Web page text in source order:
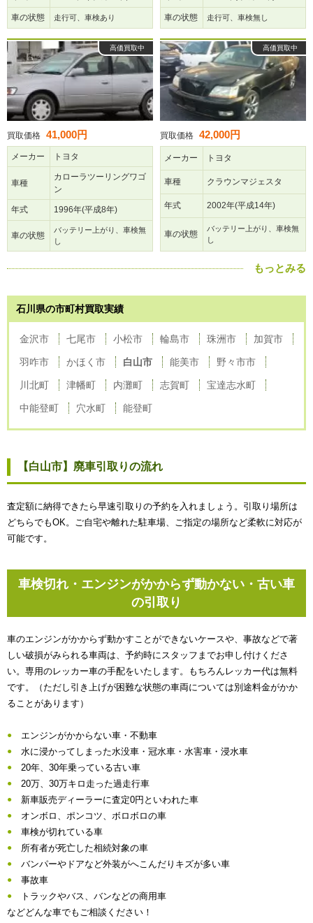
車の状態 走行可、車検あり 車の状態 走行可、車検無し
高価買取中
買取価格 41,000円
メーカー トヨタ
車種
カローラツーリングワゴ
ン
年式 1996年(平成8年)
車の状態
バッテリー上がり、車検無
し
高価買取中
買取価格 42,000円
メーカー トヨタ
車種 クラウンマジェスタ
年式 2002年(平成14年)
車の状態
バッテリー上がり、車検無
し
もっとみる
石川県の市町村買取実績
金沢市 七尾市 小松市 輪島市 珠洲市 加賀市
羽咋市 かほく市 白山市 能美市 野々市市
川北町 津幡町 内灘町 志賀町 宝達志水町
中能登町 穴水町 能登町
【白山市】廃車引取りの流れ
査定額に納得できたら早速引取りの予約を入れましょう。引取り場所は
どちらでもOK。ご自宅や離れた駐車場、ご指定の場所など柔軟に対応が
可能です。
車検切れ・エンジンがかからず動かない・古い車
の引取り
車のエンジンがかからず動かすことができないケースや、事故などで著
しい破損がみられる車両は、予約時にスタッフまでお申し付けくださ
い。専用のレッカー車の手配をいたします。もちろんレッカー代は無料
です。（ただし引き上げが困難な状態の車両については別途料金がかか
ることがあります）
エンジンがかからない車・不動車
水に浸かってしまった水没車・冠水車・水害車・浸水車
20年、30年乗っている古い車
20万、30万キロ走った過走行車
新車販売ディーラーに査定0円といわれた車
オンボロ、ポンコツ、ボロボロの車
車検が切れている車
所有者が死亡した相続対象の車
バンパーやドアなど外装がへこんだりキズが多い車
事故車
トラックやバス、バンなどの商用車
などどんな車でもご相談ください！